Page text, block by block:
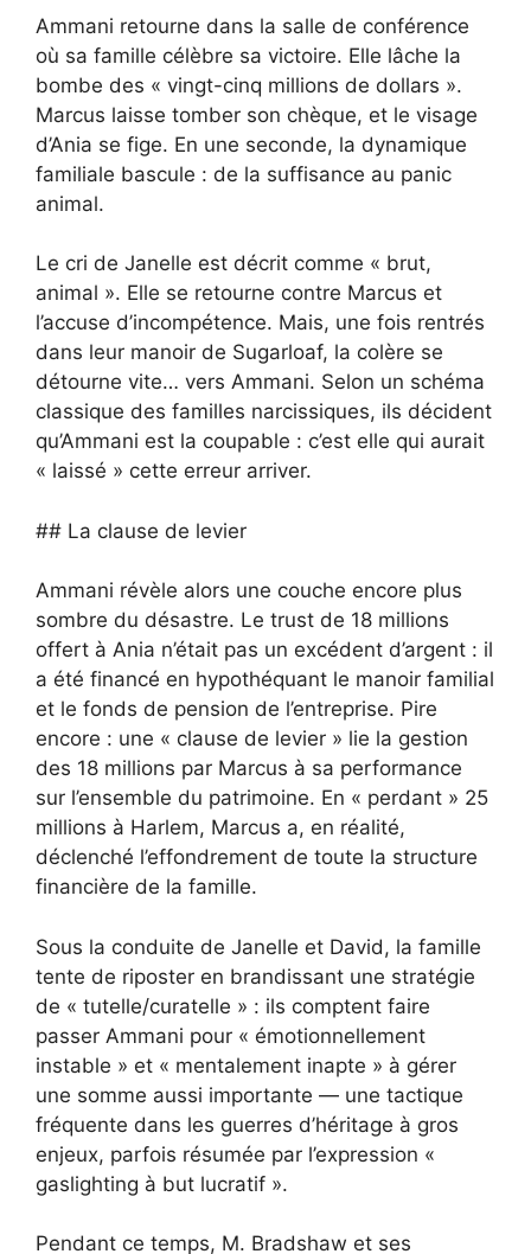
Ammani retourne dans la salle de conférence
où sa famille célèbre sa victoire. Elle lâche la
bombe des « vingt-cinq millions de dollars ».
Marcus laisse tomber son chèque, et le visage
d’Ania se fige. En une seconde, la dynamique
familiale bascule : de la suffisance au panic
animal.
Le cri de Janelle est décrit comme « brut,
animal ». Elle se retourne contre Marcus et
l’accuse d’incompétence. Mais, une fois rentrés
dans leur manoir de Sugarloaf, la colère se
détourne vite… vers Ammani. Selon un schéma
classique des familles narcissiques, ils décident
qu’Ammani est la coupable : c’est elle qui aurait
« laissé » cette erreur arriver.
## La clause de levier
Ammani révèle alors une couche encore plus
sombre du désastre. Le trust de 18 millions
offert à Ania n’était pas un excédent d’argent : il
a été financé en hypothéquant le manoir familial
et le fonds de pension de l’entreprise. Pire
encore : une « clause de levier » lie la gestion
des 18 millions par Marcus à sa performance
sur l’ensemble du patrimoine. En « perdant » 25
millions à Harlem, Marcus a, en réalité,
déclenché l’effondrement de toute la structure
financière de la famille.
Sous la conduite de Janelle et David, la famille
tente de riposter en brandissant une stratégie
de « tutelle/curatelle » : ils comptent faire
passer Ammani pour « émotionnellement
instable » et « mentalement inapte » à gérer
une somme aussi importante — une tactique
fréquente dans les guerres d’héritage à gros
enjeux, parfois résumée par l’expression «
gaslighting à but lucratif ».
Pendant ce temps, M. Bradshaw et ses